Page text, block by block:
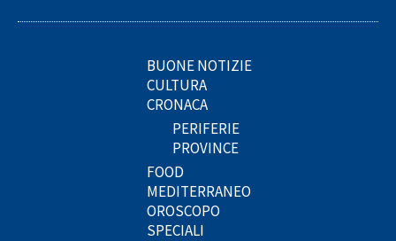
BUONE NOTIZIE
CULTURA
CRONACA
PERIFERIE
PROVINCE
FOOD
MEDITERRANEO
OROSCOPO
SPECIALI